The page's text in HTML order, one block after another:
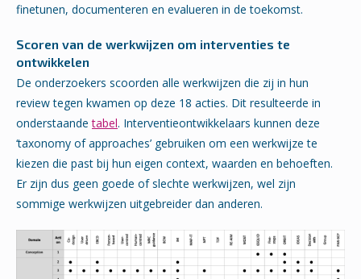
finetunen, documenteren en evalueren in de toekomst.
Scoren van de werkwijzen om interventies te
ontwikkelen
De onderzoekers scoorden alle werkwijzen die zij in hun
review tegen kwamen op deze 18 acties. Dit resulteerde in
onderstaandetabel. Interventieontwikkelaars kunnen deze
‘taxonomy of approaches’ gebruiken om een werkwijze te
kiezen die past bij hun eigen context, waarden en behoeften.
Er zijn dus geen goede of slechte werkwijzen, wel zijn
sommige werkwijzen uitgebreider dan anderen.